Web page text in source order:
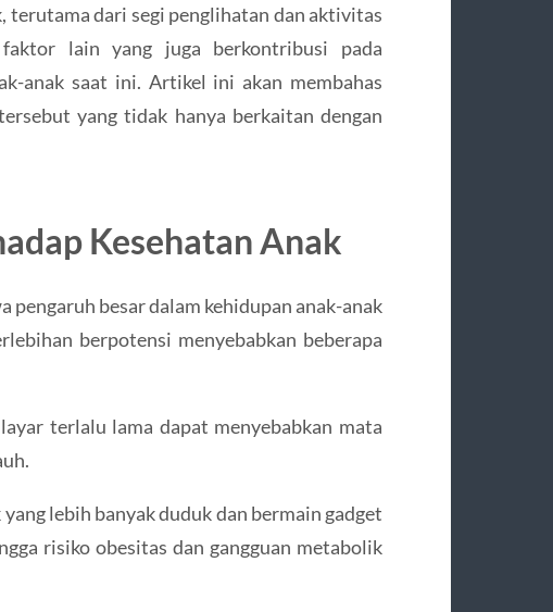
terutama dari segi penglihatan dan aktivitas
lain yang juga berkontribusi pada
anak saat ini. Artikel ini akan membahas
yang tidak hanya berkaitan dengan
Kesehatan Anak
besar dalam kehidupan anak-anak
berpotensi menyebabkan beberapa
terlalu lama dapat menyebabkan mata
lebih banyak duduk dan bermain gadget
risiko obesitas dan gangguan metabolik